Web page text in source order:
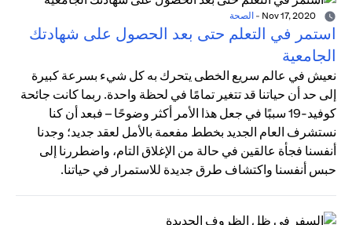
- الصحة
استمر في التعلم حتى بعد الحصول على شهادتك
الجامعية
نعيش في عالم سريع الخطى يتحرك به كل شيء بسرعة كبيرة
إلى حد أن حياتنا قد تتغير تمامًا في لحظة واحدة. ربما كانت جائحة
كوفيد-19 سببًا في جعل هذا الأمر أكثر وضوحًا – فبعد أن كنا
نستشرف العام الجديد بخطط مفعمة بالأمل لعقد جديد؛ وجدنا
أنفسنا فجأة عالقين في حالة من الإغلاق التام، واضطررنا إلى
حبس أنفسنا واكتشاف طرق جديدة للاستمرار في حياتنا.